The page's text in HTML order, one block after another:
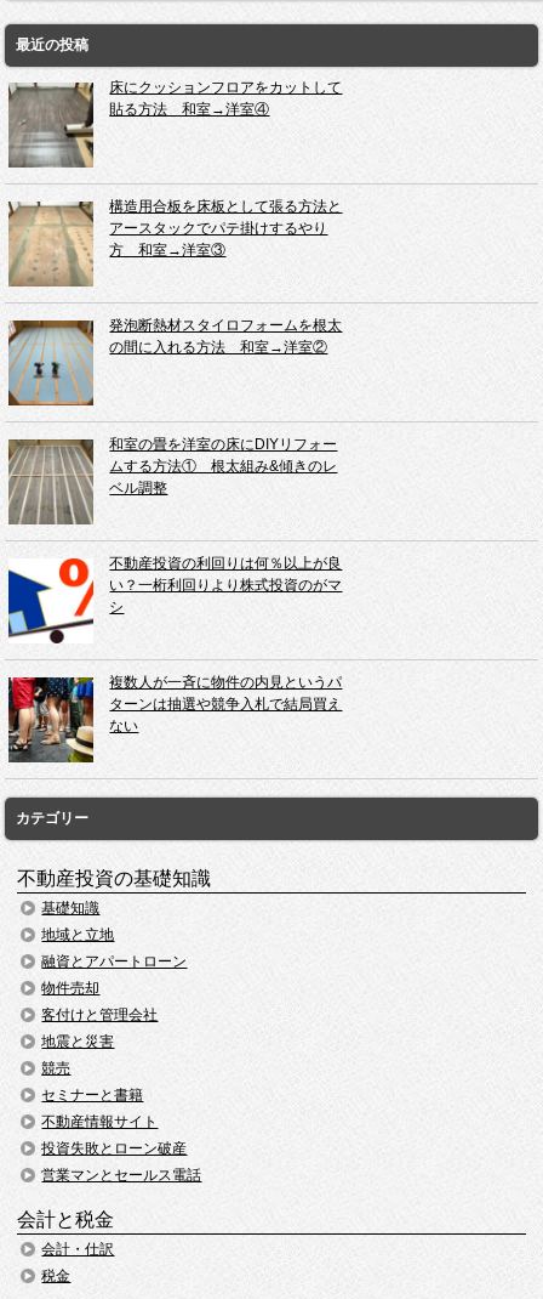
最近の投稿
床にクッションフロアをカットして
貼る方法 和室→洋室④
構造用合板を床板として張る方法と
アースタックでパテ掛けするやり
方 和室→洋室③
発泡断熱材スタイロフォームを根太
の間に入れる方法 和室→洋室②
和室の畳を洋室の床にDIYリフォー
ムする方法① 根太組み&傾きのレ
ベル調整
不動産投資の利回りは何％以上が良
い？一桁利回りより株式投資のがマ
シ
複数人が一斉に物件の内見というパ
ターンは抽選や競争入札で結局買え
ない
カテゴリー
不動産投資の基礎知識
基礎知識
地域と立地
融資とアパートローン
物件売却
客付けと管理会社
地震と災害
競売
セミナーと書籍
不動産情報サイト
投資失敗とローン破産
営業マンとセールス電話
会計と税金
会計・仕訳
税金